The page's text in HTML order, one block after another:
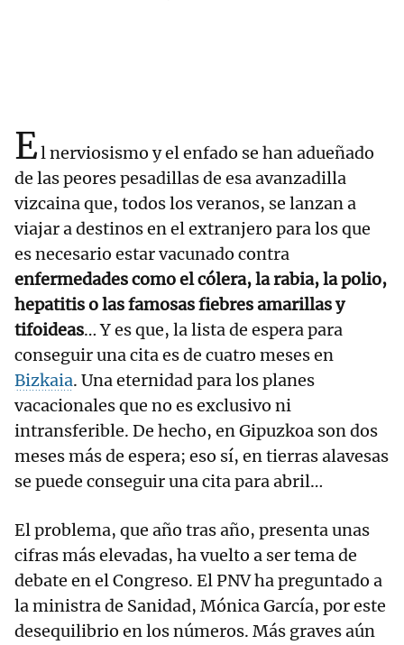
El nerviosismo y el enfado se han adueñado
de las peores pesadillas de esa avanzadilla
vizcaina que, todos los veranos, se lanzan a
viajar a destinos en el extranjero para los que
es necesario estar vacunado contra
enfermedades como el cólera, la rabia, la polio,
hepatitis o las famosas fiebres amarillas y
tifoideas… Y es que, la lista de espera para
conseguir una cita es de cuatro meses en
Bizkaia. Una eternidad para los planes
vacacionales que no es exclusivo ni
intransferible. De hecho, en Gipuzkoa son dos
meses más de espera; eso sí, en tierras alavesas
se puede conseguir una cita para abril…
El problema, que año tras año, presenta unas
cifras más elevadas, ha vuelto a ser tema de
debate en el Congreso. El PNV ha preguntado a
la ministra de Sanidad, Mónica García, por este
desequilibrio en los números. Más graves aún